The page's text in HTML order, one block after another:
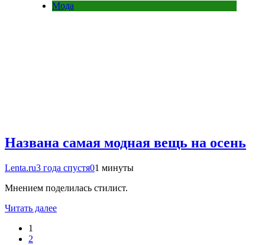
Мода
Названа самая модная вещь на осень
Lenta.ru3 года спустя01 минуты
Мнением поделилась стилист.
Читать далее
1
2